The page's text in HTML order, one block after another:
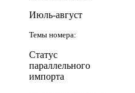
Июль-август
Темы номера:
Статус
параллельного
импорта